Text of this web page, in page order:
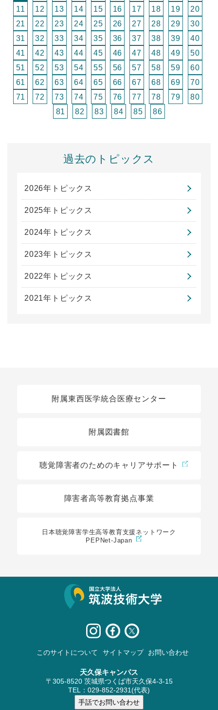
11
12 13 14 15 16 17 18 19
20
21
22 23 24 25 26 27 28 29
30
31
32 33 34 35 36 37 38 39
40
41
42 43 44 45 46 47 48 49
50
51
52 53 54 55 56 57 58 59
60
61
62 63 64 65 66 67 68 69
70
71
72 73 74 75 76 77 78 79
80
81
82 83 84 85 86
過去のトピックス
2026年トピックス
2025年トピックス
2024年トピックス
2023年トピックス
2022年トピックス
2021年トピックス
附属東西医学統合医療センター
附属図書館
聴覚障害者のためのキャリアサポート
障害者高等教育拠点事業
日本聴覚障害学生高等教育支援ネットワーク
PEPNet-Japan
このサイトについて サイトマップ お問い合わせ
天久保キャンパス
〒305-8520 茨城県つくば市天久保4-3-15
TEL：029-852-2931(代表)